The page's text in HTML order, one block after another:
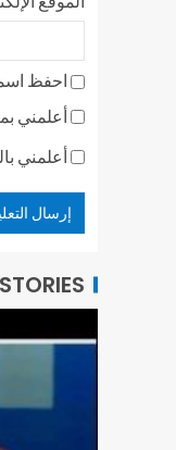
احفظ
أعلمني
أعلمني